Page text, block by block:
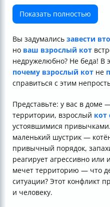
Полезные ссылки
Показать полностью
Вы задумались завести
но ваш взрослый кот
недружелюбно? Не беда! В
почему взрослый кот не
справиться с этим
Представьте: у вас в доме
территории, взрослый кот
устоявшимися
маленький шустрик —
привычный порядок,
реагирует агрессивно
мечет территорию — что
ситуации? Этот конфликт
и человеку.